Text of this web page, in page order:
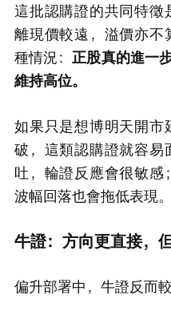
這批認購證的共同特徵
離現價較遠，溢價亦不
種情況：正股真的進一
維持高位。
如果只是想博明天開市
破，這類認購證就容易
吐，輪證反應會很敏感
波幅回落也會拖低表現。
牛證：方向更直接，
偏升部署中，牛證反而較